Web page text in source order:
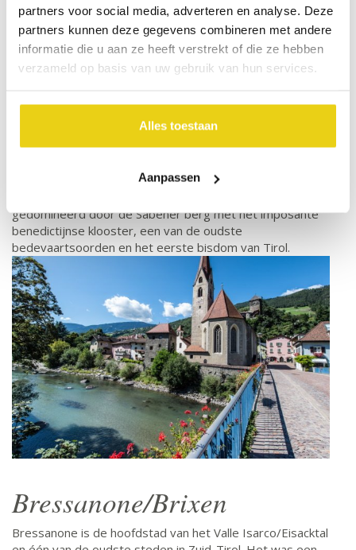
partners voor social media, adverteren en analyse. Deze
partners kunnen deze gegevens combineren met andere
informatie die u aan ze heeft verstrekt of die ze hebben
verzameld op basis van uw gebruik van hun services.
Alles toestaan
Aanpassen
Chiusa/Klausen
Valle Isarco/Eisacktal en is opgenomen in de vereniging van
mooiste historische steden van Italië. Middeleeuwse muren,
Zuid-Tiroolse sfeer zijn typerend voor het schilderachtige
gedomineerd door de Säbener berg met het imposante
benedictijnse klooster, een van de oudste
bedevaartsoorden en het eerste bisdom van Tirol.
Bressanone/Brixen
Bressanone is de hoofdstad van het Valle Isarco/Eisacktal